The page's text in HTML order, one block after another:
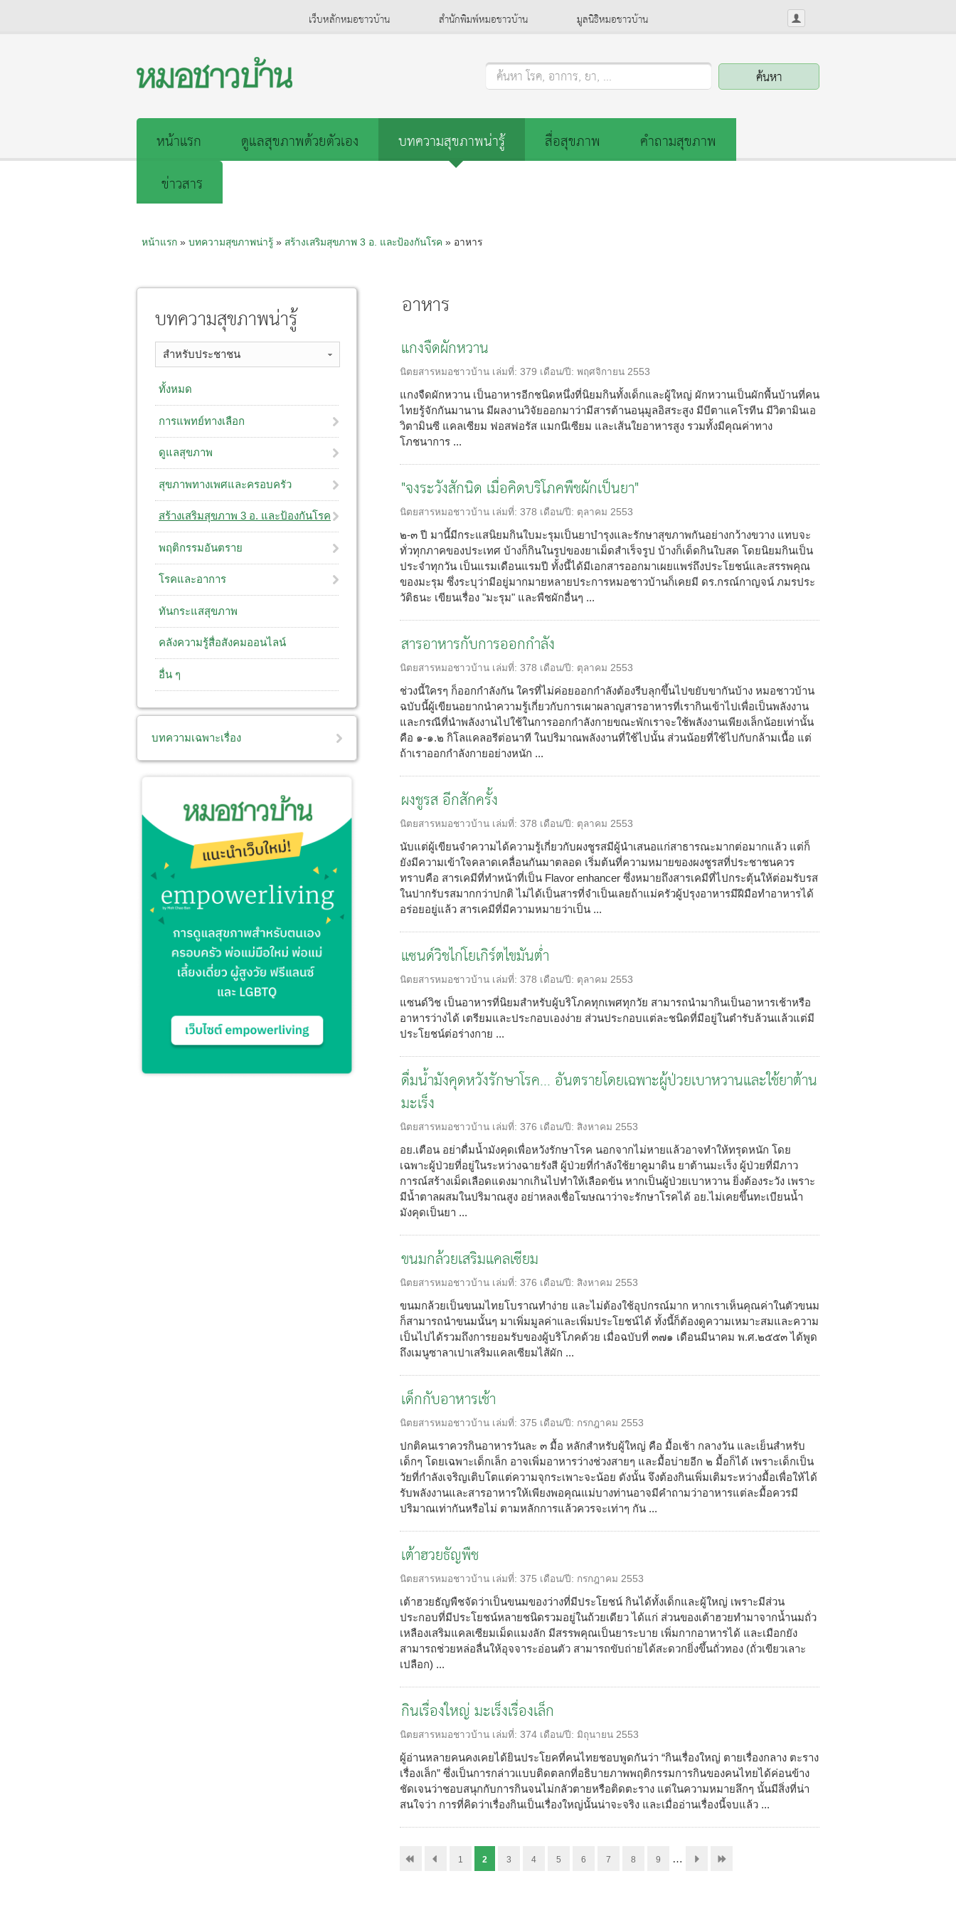
เว็บหลักหมอชาวบ้าน สำนักพิมพ์หมอชาวบ้าน มูลนิธิหมอชาวบ้าน
ค้นหา โรค, อาการ, ยา, ...
หน้าแรก ดูแลสุขภาพด้วยตัวเอง บทความสุขภาพน่ารู้ สื่อสุขภาพ
คำถามสุขภาพ
ข่าวสาร
หน้าแรก» บทความสุขภาพน่ารู้» สร้างเสริมสุขภาพ 3 อ.​ และป้องกันโรค » อาหาร
อาหาร
แกงจืดผักหวาน
นิตยสารหมอชาวบ้าน เล่มที่: 379 เดือน/ปี: พฤศจิกายน 2553
แกงจืดผักหวาน เป็นอาหารอีกชนิดหนึ่งที่นิยมกินทั้งเด็กและผู้ใหญ่ ผักหวานเป็นผักพื้นบ้านที่คน
ไทยรู้จักกันมานาน มีผลงานวิจัยออกมาว่ามีสารต้านอนุมูลอิสระสูง มีบีตาแคโรทีน มีวิตามินเอ
วิตามินซี แคลเซียม ฟอสฟอรัส แมกนีเซียม และเส้นใยอาหารสูง รวมทั้งมีคุณค่าทาง
โภชนาการ ...
"จงระวังสักนิด เมื่อคิดบริโภคพืชผักเป็นยา"
นิตยสารหมอชาวบ้าน เล่มที่: 378 เดือน/ปี: ตุลาคม 2553
๒-๓ ปี มานี้มีกระแสนิยมกินใบมะรุมเป็นยาบำรุงและรักษาสุขภาพกันอย่างกว้างขวาง แทบจะ
ทั่วทุกภาคของประเทศ บ้างก็กินในรูปของยาเม็ดสำเร็จรูป บ้างก็เด็ดกินใบสด โดยนิยมกินเป็น
ประจำทุกวัน เป็นแรมเดือนแรมปี ทั้งนี้ได้มีเอกสารออกมาเผยแพร่ถึงประโยชน์และสรรพคุณ
ของมะรุม ซึ่งระบุว่ามีอยู่มากมายหลายประการหมอชาวบ้านก็เคยมี ดร.กรณ์กาญจน์ ภมรประ
วัติธนะ เขียนเรื่อง "มะรุม" และพืชผักอื่นๆ ...
สารอาหารกับการออกกำลัง
นิตยสารหมอชาวบ้าน เล่มที่: 378 เดือน/ปี: ตุลาคม 2553
ช่วงนี้ใครๆ ก็ออกกำลังกัน ใครที่ไม่ค่อยออกกำลังต้องรีบลุกขึ้นไปขยับขากันบ้าง หมอชาวบ้าน
ฉบับนี้ผู้เขียนอยากนำความรู้เกี่ยวกับการเผาผลาญสารอาหารที่เรากินเข้าไปเพื่อเป็นพลังงาน
และกรณีที่นำพลังงานไปใช้ในการออกกำลังกายขณะพักเราจะใช้พลังงานเพียงเล็กน้อยเท่านั้น
คือ ๑-๑.๒ กิโลแคลอรีต่อนาที ในปริมาณพลังงานที่ใช้ไปนั้น ส่วนน้อยที่ใช้ไปกับกล้ามเนื้อ แต่
ถ้าเราออกกำลังกายอย่างหนัก ...
ผงชูรส อีกสักครั้ง
นิตยสารหมอชาวบ้าน เล่มที่: 378 เดือน/ปี: ตุลาคม 2553
นับแต่ผู้เขียนจำความได้ความรู้เกี่ยวกับผงชูรสมีผู้นำเสนอแก่สาธารณะมากต่อมากแล้ว แต่ก็
ยังมีความเข้าใจคลาดเคลื่อนกันมาตลอด เริ่มต้นที่ความหมายของผงชูรสที่ประชาชนควร
ทราบคือ สารเคมีที่ทำหน้าที่เป็น Flavor enhancer ซึ่งหมายถึงสารเคมีที่ไปกระตุ้นให้ต่อมรับรส
ในปากรับรสมากกว่าปกติ ไม่ได้เป็นสารที่จำเป็นเลยถ้าแม่ครัวผู้ปรุงอาหารมีฝีมือทำอาหารได้
อร่อยอยู่แล้ว สารเคมีที่มีความหมายว่าเป็น ...
แซนด์วิชไก่โยเกิร์ตไขมันต่ำ
นิตยสารหมอชาวบ้าน เล่มที่: 378 เดือน/ปี: ตุลาคม 2553
แซนด์วิช เป็นอาหารที่นิยมสำหรับผู้บริโภคทุกเพศทุกวัย สามารถนำมากินเป็นอาหารเช้าหรือ
อาหารว่างได้ เตรียมและประกอบเองง่าย ส่วนประกอบแต่ละชนิดที่มีอยู่ในตำรับล้วนแล้วแต่มี
ประโยชน์ต่อร่างกาย ...
ดื่มน้ำมังคุดหวังรักษาโรค... อันตรายโดยเฉพาะผู้ป่วยเบาหวานและใช้ยาต้าน
มะเร็ง
นิตยสารหมอชาวบ้าน เล่มที่: 376 เดือน/ปี: สิงหาคม 2553
อย.เตือน อย่าดื่มน้ำมังคุดเพื่อหวังรักษาโรค นอกจากไม่หายแล้วอาจทำให้ทรุดหนัก โดย
เฉพาะผู้ป่วยที่อยู่ในระหว่างฉายรังสี ผู้ป่วยที่กำลังใช้ยาคูมาดิน ยาต้านมะเร็ง ผู้ป่วยที่มีภาว
การณ์สร้างเม็ดเลือดแดงมากเกินไปทำให้เลือดข้น หากเป็นผู้ป่วยเบาหวาน ยิ่งต้องระวัง เพราะ
มีน้ำตาลผสมในปริมาณสูง อย่าหลงเชื่อโฆษณาว่าจะรักษาโรคได้ อย.ไม่เคยขึ้นทะเบียนน้ำ
มังคุดเป็นยา ...
ขนมกล้วยเสริมแคลเซียม
นิตยสารหมอชาวบ้าน เล่มที่: 376 เดือน/ปี: สิงหาคม 2553
ขนมกล้วยเป็นขนมไทยโบราณทำง่าย และไม่ต้องใช้อุปกรณ์มาก หากเราเห็นคุณค่าในตัวขนม
ก็สามารถนำขนมนั้นๆ มาเพิ่มมูลค่าและเพิ่มประโยชน์ได้ ทั้งนี้ก็ต้องดูความเหมาะสมและความ
เป็นไปได้รวมถึงการยอมรับของผู้บริโภคด้วย เมื่อฉบับที่ ๓๗๑ เดือนมีนาคม พ.ศ.๒๕๕๓ ได้พูด
ถึงเมนูซาลาเปาเสริมแคลเซียมไส้ผัก ...
เด็กกับอาหารเช้า
นิตยสารหมอชาวบ้าน เล่มที่: 375 เดือน/ปี: กรกฎาคม 2553
ปกติคนเราควรกินอาหารวันละ ๓ มื้อ หลักสำหรับผู้ใหญ่ คือ มื้อเช้า กลางวัน และเย็นสำหรับ
เด็กๆ โดยเฉพาะเด็กเล็ก อาจเพิ่มอาหารว่างช่วงสายๆ และมื้อบ่ายอีก ๒ มื้อก็ได้ เพราะเด็กเป็น
วัยที่กำลังเจริญเติบโตแต่ความจุกระเพาะจะน้อย ดังนั้น จึงต้องกินเพิ่มเติมระหว่างมื้อเพื่อให้ได้
รับพลังงานและสารอาหารให้เพียงพอคุณแม่บางท่านอาจมีคำถามว่าอาหารแต่ละมื้อควรมี
ปริมาณเท่ากันหรือไม่ ตามหลักการแล้วควรจะเท่าๆ กัน ...
เต้าฮวยธัญพืช
นิตยสารหมอชาวบ้าน เล่มที่: 375 เดือน/ปี: กรกฎาคม 2553
เต้าฮวยธัญพืชจัดว่าเป็นขนมของว่างที่มีประโยชน์ กินได้ทั้งเด็กและผู้ใหญ่ เพราะมีส่วน
ประกอบที่มีประโยชน์หลายชนิดรวมอยู่ในถ้วยเดียว ได้แก่ ส่วนของเต้าฮวยทำมาจากน้ำนมถั่ว
เหลืองเสริมแคลเซียมเม็ดแมงลัก มีสรรพคุณเป็นยาระบาย เพิ่มกากอาหารได้ และเมือกยัง
สามารถช่วยหล่อลื่นให้อุจจาระอ่อนตัว สามารถขับถ่ายได้สะดวกยิ่งขึ้นถั่วทอง (ถั่วเขียวเลาะ
เปลือก) ...
กินเรื่องใหญ่ มะเร็งเรื่องเล็ก
นิตยสารหมอชาวบ้าน เล่มที่: 374 เดือน/ปี: มิถุนายน 2553
ผู้อ่านหลายคนคงเคยได้ยินประโยคที่คนไทยชอบพูดกันว่า “กินเรื่องใหญ่ ตายเรื่องกลาง ตะราง
เรื่องเล็ก” ซึ่งเป็นการกล่าวแบบติดตลกที่อธิบายภาพพฤติกรรมการกินของคนไทยได้ค่อนข้าง
ชัดเจนว่าชอบสนุกกับการกินจนไม่กลัวตายหรือติดตะราง แต่ในความหมายลึกๆ นั้นมีสิ่งที่น่า
สนใจว่า การที่คิดว่าเรื่องกินเป็นเรื่องใหญ่นั้นน่าจะจริง และเมื่ออ่านเรื่องนี้จบแล้ว ...
1 2 3 4 5 6 7 8 9 …
บทความสุขภาพน่ารู้
สำหรับประชาชน
ทั้งหมด
การแพทย์ทางเลือก
ดูแลสุขภาพ
สุขภาพทางเพศและครอบครัว
สร้างเสริมสุขภาพ 3 อ. ​และป้องกันโรค
พฤติกรรมอันตราย
โรคและอาการ
ทันกระแสสุขภาพ
คลังความรู้สื่อสังคมออนไลน์
อื่น ๆ
บทความเฉพาะเรื่อง